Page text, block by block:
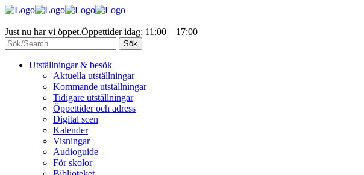
Just nu har vi öppet.Öppettider idag: 11:00 – 17:00
Utställningar & besök
Aktuella utställningar
Kommande utställningar
Tidigare utställningar
Öppettider och adress
Digital scen
Kalender
Visningar
Audioguide
För skolor